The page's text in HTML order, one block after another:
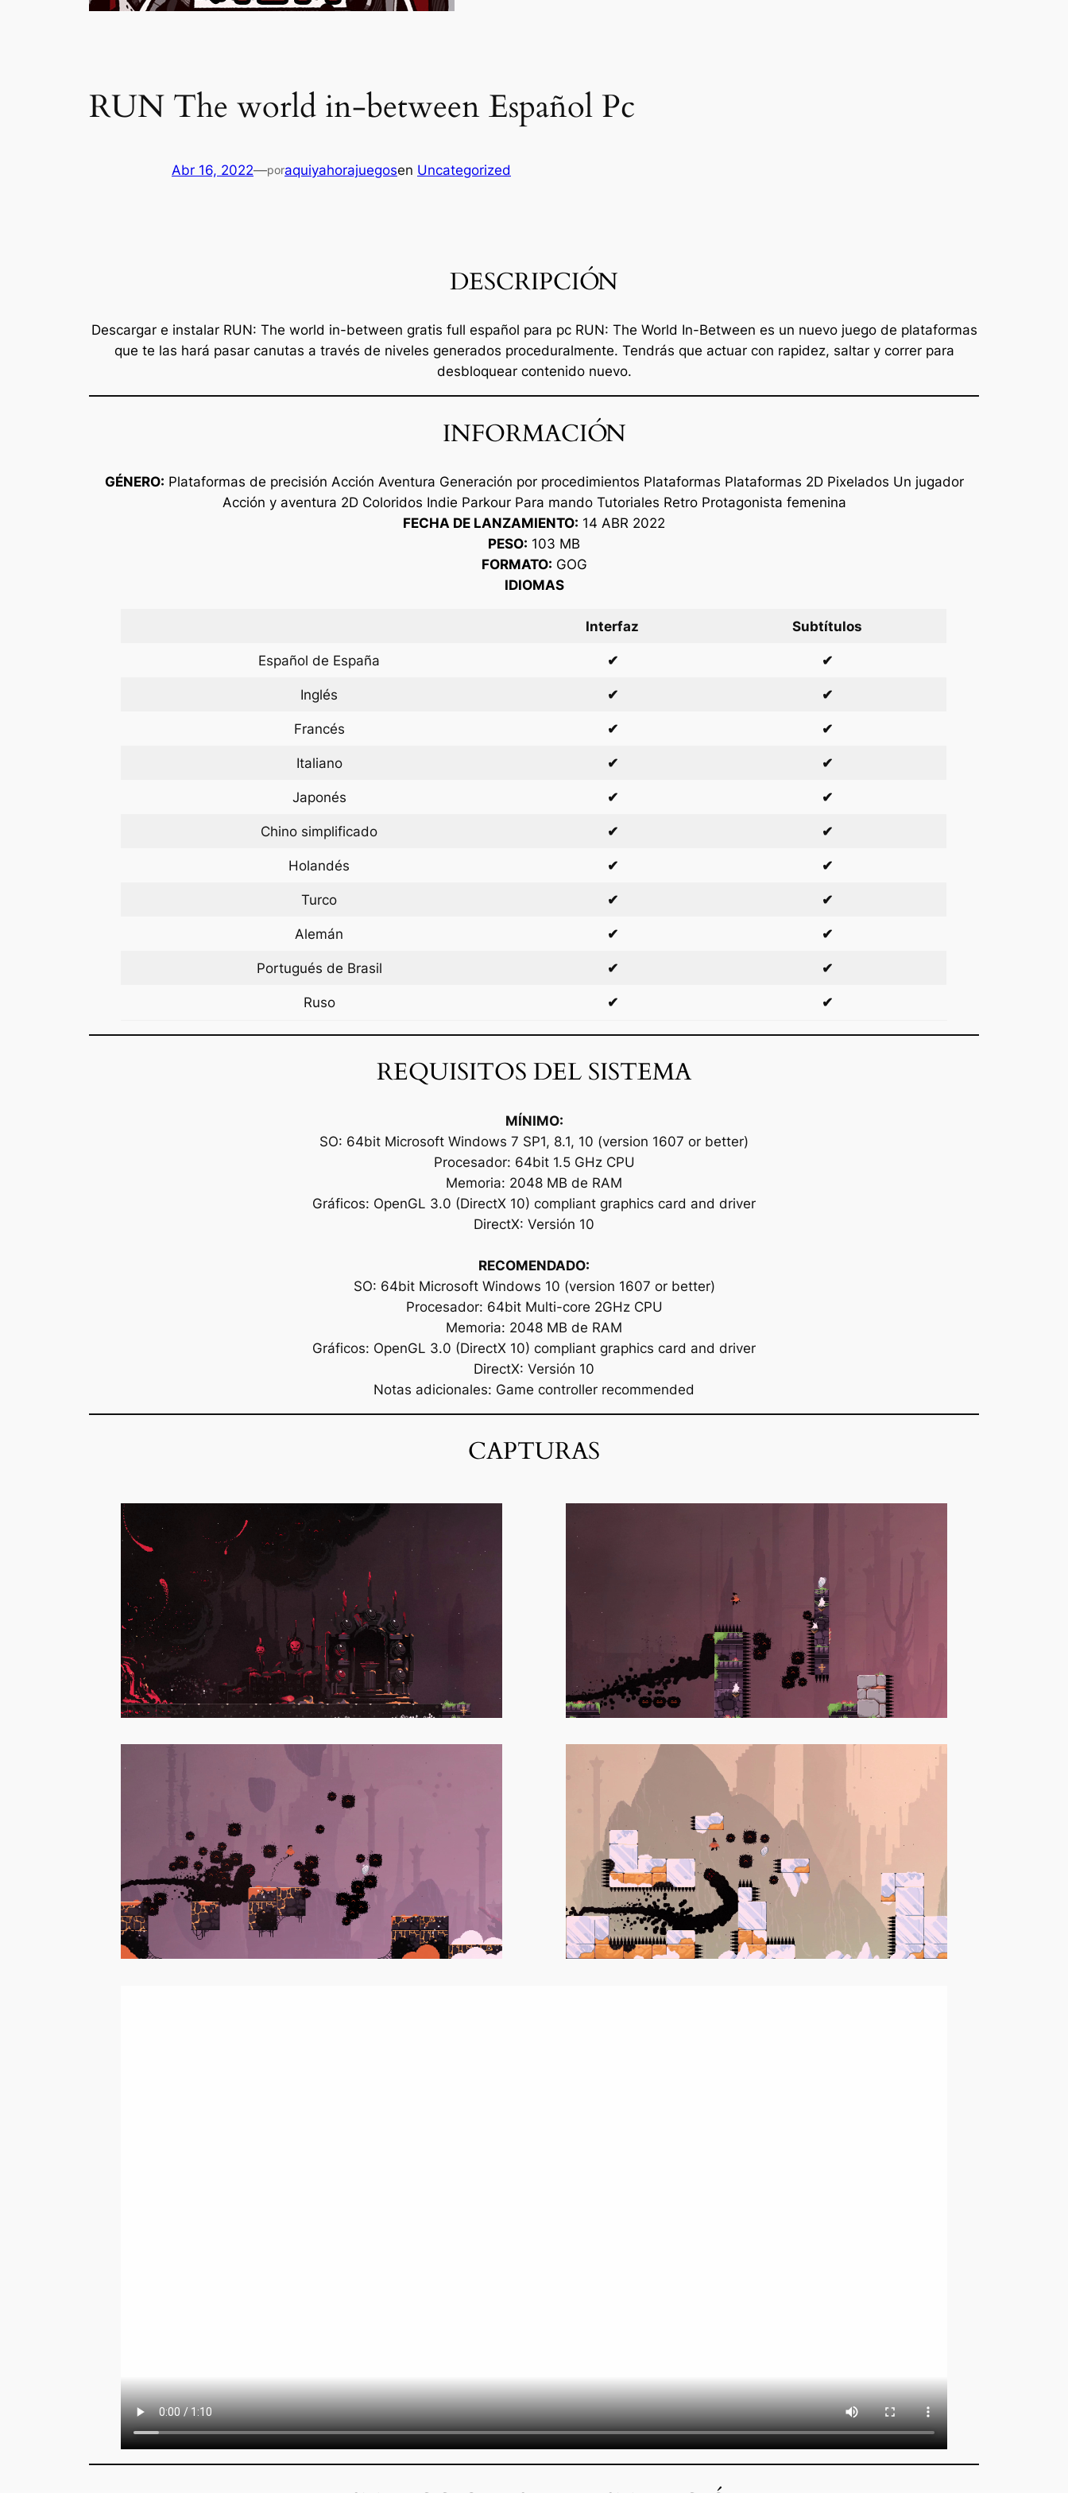
RUN The world in-between Español Pc
Abr 16, 2022—poraquiyahorajuegosen Uncategorized
DESCRIPCIÓN
Descargar e instalar RUN: The world in-between gratis full español para pc RUN: The World In-Between es un nuevo juego de plataformas
que te las hará pasar canutas a través de niveles generados proceduralmente. Tendrás que actuar con rapidez, saltar y correr para
desbloquear contenido nuevo.
INFORMACIÓN
GÉNERO: Plataformas de precisión Acción Aventura Generación por procedimientos Plataformas Plataformas 2D Pixelados Un jugador
Acción y aventura 2D Coloridos Indie Parkour Para mando Tutoriales Retro Protagonista femenina
FECHA DE LANZAMIENTO: 14 ABR 2022
PESO: 103 MB
FORMATO: GOG
IDIOMAS
Interfaz Subtítulos
Español de España ✔ ✔
Inglés ✔ ✔
Francés ✔ ✔
Italiano ✔ ✔
Japonés ✔ ✔
Chino simplificado ✔ ✔
Holandés ✔ ✔
Turco ✔ ✔
Alemán ✔ ✔
Portugués de Brasil ✔ ✔
Ruso ✔ ✔
REQUISITOS DEL SISTEMA
MÍNIMO:
SO: 64bit Microsoft Windows 7 SP1, 8.1, 10 (version 1607 or better)
Procesador: 64bit 1.5 GHz CPU
Memoria: 2048 MB de RAM
Gráficos: OpenGL 3.0 (DirectX 10) compliant graphics card and driver
DirectX: Versión 10
RECOMENDADO:
SO: 64bit Microsoft Windows 10 (version 1607 or better)
Procesador: 64bit Multi-core 2GHz CPU
Memoria: 2048 MB de RAM
Gráficos: OpenGL 3.0 (DirectX 10) compliant graphics card and driver
DirectX: Versión 10
Notas adicionales: Game controller recommended
CAPTURAS